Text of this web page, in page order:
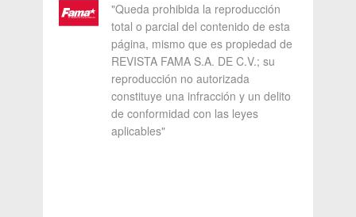
"Queda prohibida la reproducción
total o parcial del contenido de esta
página, mismo que es propiedad de
REVISTA FAMA S.A. DE C.V.; su
reproducción no autorizada
constituye una infracción y un delito
de conformidad con las leyes
aplicables"